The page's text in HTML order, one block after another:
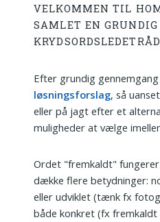
VELKOMMEN TIL
SAMLET EN
Efter grundig
løsningsforslag, så
eller på jagt efter et
muligheder at vælge
Ordet "fremkaldt"
dække flere betydninger:
eller udviklet (tænk fx
både konkret (fx